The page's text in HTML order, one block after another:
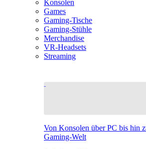
Konsolen
Games
Gaming-Tische
Gaming-Stühle
Merchandise
VR-Headsets
Streaming
Von Konsolen über PC bis hin
Gaming-Welt